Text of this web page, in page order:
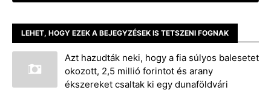
LEHET, HOGY EZEK A BEJEGYZÉSEK IS TETSZENI FOGNAK
Azt hazudták neki, hogy a fia súlyos balesetet
okozott, 2,5 millió forintot és arany
ékszereket csaltak ki egy dunaföldvári